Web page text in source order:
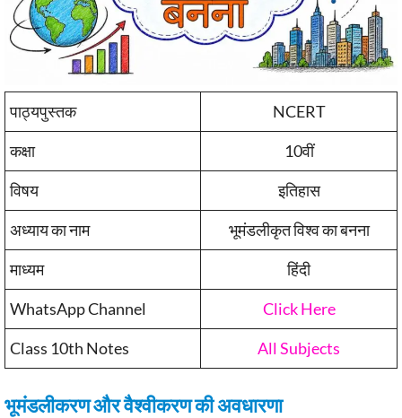
पाठ्यपुस्तक
NCERT
कक्षा
10वीं
विषय
इतिहास
अध्याय का नाम
भूमंडलीकृत विश्व का बनना
माध्यम
हिंदी
WhatsApp Channel
Click Here
Class 10th Notes
All Subjects
भूमंडलीकरण और वैश्वीकरण की अवधारणा